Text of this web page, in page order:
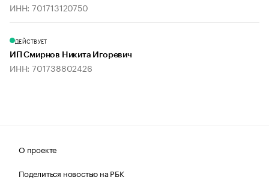
ИНН: 701713120750
ДЕЙСТВУЕТ
ИП Смирнов Никита Игоревич
ИНН: 701738802426
О проекте
Поделиться новостью на РБК